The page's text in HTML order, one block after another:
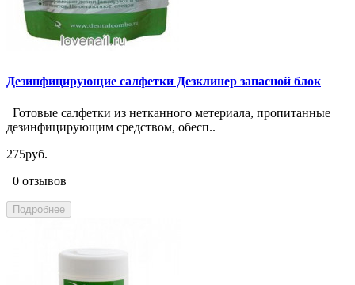
Дезинфицирующие салфетки Дезклинер запасной блок
Готовые салфетки из нетканного метериала, пропитанные
дезинфицирующим средством, обесп..
275руб.
0 отзывов
Подробнее